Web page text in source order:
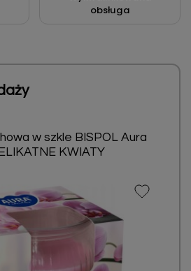
obsługa
w szkle BISPOL Aura
KWIATY